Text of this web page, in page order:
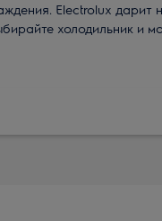
Electrolux дарит
холодильник и